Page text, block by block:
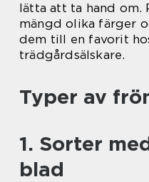
lätta att ta hand om.
mängd olika färger
dem till en favorit
trädgårdsälskare.
Typer av
1. Sorter
blad